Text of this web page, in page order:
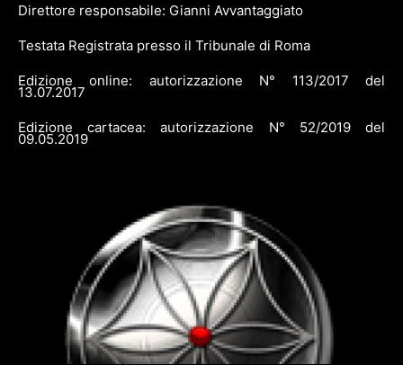
Direttore responsabile: Gianni Avvantaggiato
Testata Registrata presso il Tribunale di Roma
Edizione online: autorizzazione N° 113/2017 del
13.07.2017
Edizione cartacea: autorizzazione N° 52/2019 del
09.05.2019